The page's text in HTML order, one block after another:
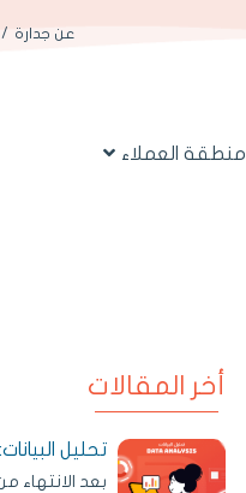
عن جدارة
منطقة العملاء
أخر المقالات
تحليل
بعد الانتهاء